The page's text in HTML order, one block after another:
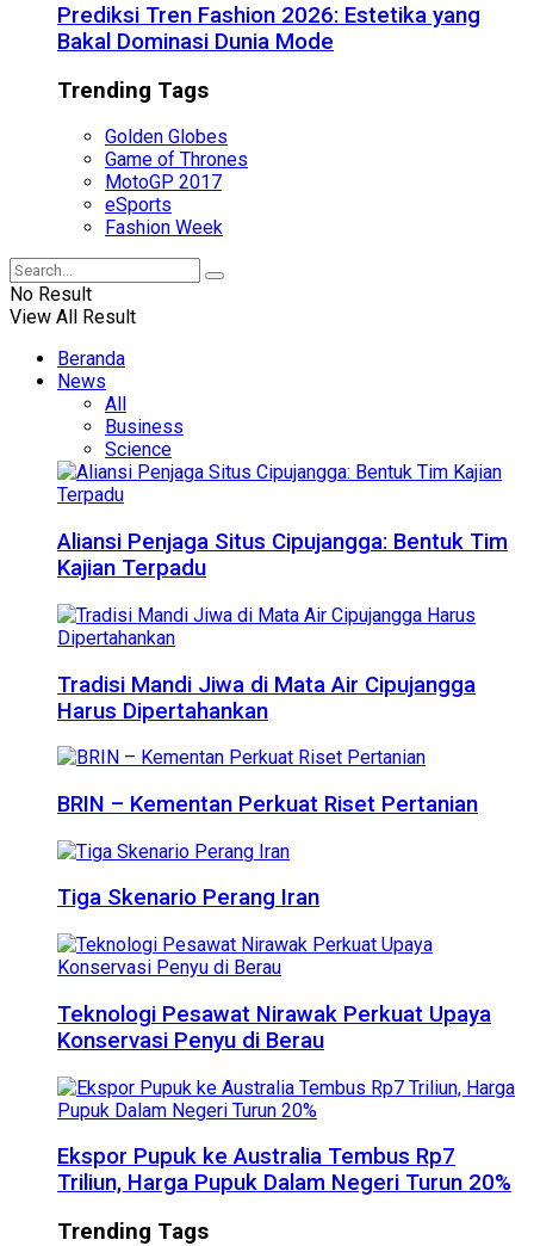
Prediksi Tren Fashion 2026: Estetika yang
Bakal Dominasi Dunia Mode
Trending Tags
Golden Globes
Game of Thrones
MotoGP 2017
eSports
Fashion Week
No Result
View All Result
Beranda
News
All
Business
Science
Aliansi Penjaga Situs Cipujangga: Bentuk Tim
Kajian Terpadu
Tradisi Mandi Jiwa di Mata Air Cipujangga
Harus Dipertahankan
BRIN – Kementan Perkuat Riset Pertanian
Tiga Skenario Perang Iran
Teknologi Pesawat Nirawak Perkuat Upaya
Konservasi Penyu di Berau
Ekspor Pupuk ke Australia Tembus Rp7
Triliun, Harga Pupuk Dalam Negeri Turun 20%
Trending Tags